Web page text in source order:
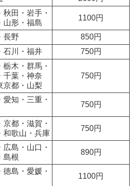
秋田・岩手・
山形・福島
1100円
長野 850円
石川・福井 750円
栃木・群馬・
千葉・神奈
京都・山梨
750円
愛知・三重・
750円
京都・滋賀・
和歌山・兵庫
750円
広島・山口・
島根
890円
徳島・愛媛・
1100円